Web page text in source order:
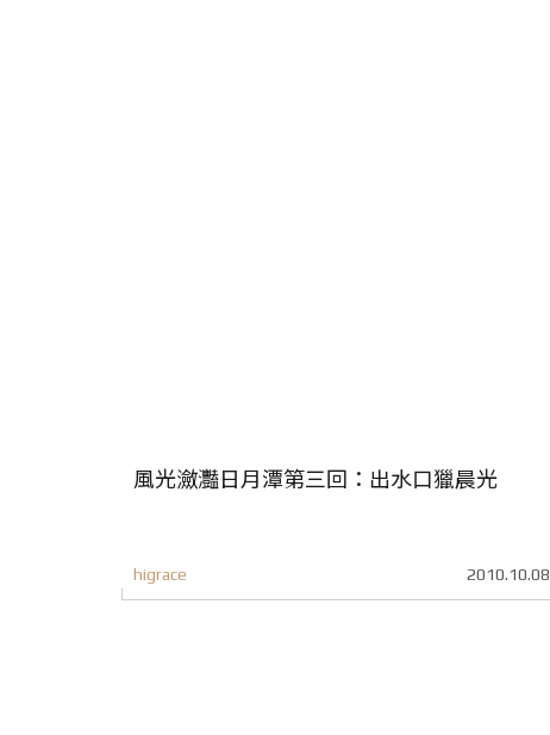
風光瀲灩日月潭第三回：出水口獵晨光
higrace 2010.10.08